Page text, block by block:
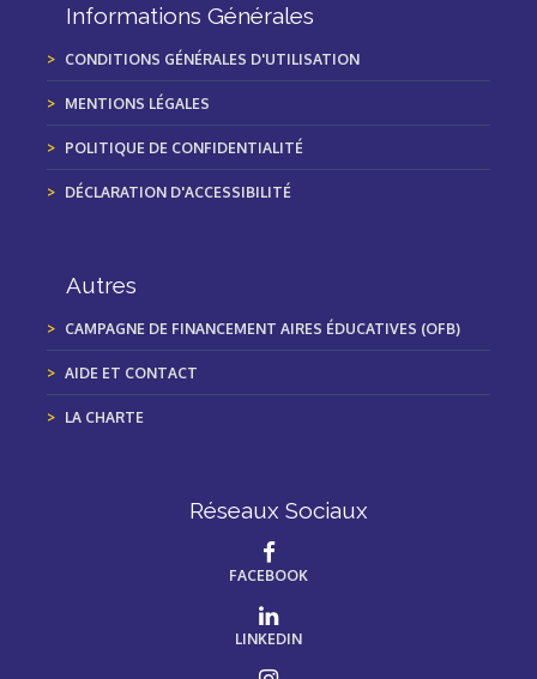
Informations Générales
CONDITIONS GÉNÉRALES D'UTILISATION
MENTIONS LÉGALES
POLITIQUE DE CONFIDENTIALITÉ
DÉCLARATION D'ACCESSIBILITÉ
Autres
CAMPAGNE DE FINANCEMENT AIRES ÉDUCATIVES (OFB)
AIDE ET CONTACT
LA CHARTE
Réseaux Sociaux
FACEBOOK
LINKEDIN